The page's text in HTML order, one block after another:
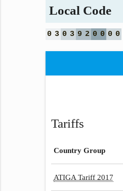
Local Code
0 3 0 3 9 2 0 0 0 0
Tariffs
Country Group
ATIGA Tariff 2017